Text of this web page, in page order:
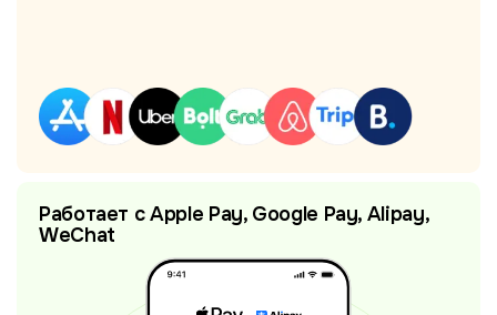
Работает с Apple Pay, Google Pay, Alipay,
WeChat